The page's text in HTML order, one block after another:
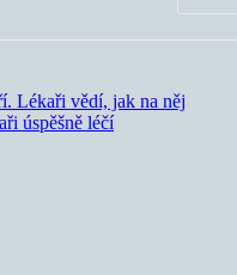
Lékaři vědí, jak na něj
úspěšně léčí